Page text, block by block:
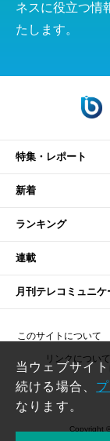
ネスに役立つ情
たします。
特集・レポート
新着
ランキング
連載
月刊テレコミュニケ
このサイトについて
リンクについて
Copyright ©
当ウェブサイ
続ける場合、
なります。